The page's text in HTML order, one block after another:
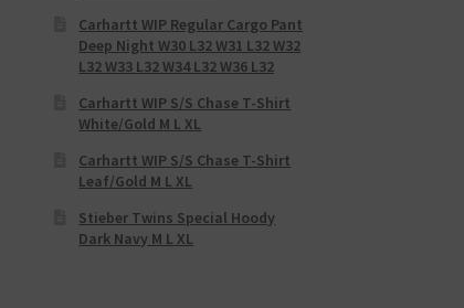
Carhartt WIP Regular Cargo Pant
Deep Night W30 L32 W31 L32 W32
L32 W33 L32 W34 L32 W36 L32
Carhartt WIP S/S Chase T-Shirt
White/Gold M L XL
Carhartt WIP S/S Chase T-Shirt
Leaf/Gold M L XL
Stieber Twins Special Hoody
Dark Navy M L XL